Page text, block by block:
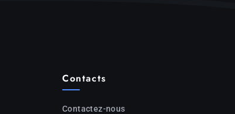
Contacts
Contactez-nous